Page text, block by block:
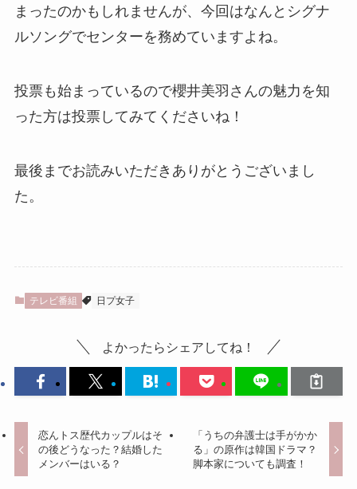
まったのかもしれませんが、今回はなんとシグナ
ルソングでセンターを務めていますよね。
投票も始まっているので櫻井美羽さんの魅力を知
った方は投票してみてくださいね！
最後までお読みいただきありがとうございまし
た。
テレビ番組 日プ女子
よかったらシェアしてね！
恋んトス歴代カップルはそ
の後どうなった？結婚した
メンバーはいる？
「うちの弁護士は手がかか
る」の原作は韓国ドラマ？
脚本家についても調査！